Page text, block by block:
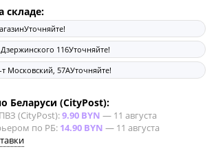
складе:
Уточняйте!
116Уточняйте!
т Московский, 57АУточняйте!
Беларуси (CityPost):
(CityPost):9.90 BYN — 11 августа
по РБ: 14.90 BYN — 11 августа